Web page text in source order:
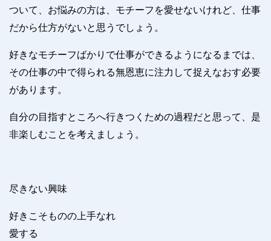
ついて、お悩みの方は、モチーフを愛せないけれど、仕事
だから仕方がないと思うでしょう。
好きなモチーフばかりで仕事ができるようになるまでは、
その仕事の中で得られる無恩恵に注力して捉えなおす必要
があります。
自分の目指すところへ行きつくための過程だと思って、是
非楽しむことを考えましょう。
尽きない興味
好きこそものの上手なれ
愛する